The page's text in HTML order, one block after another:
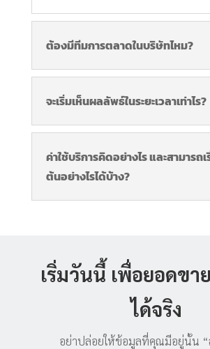
ต้องมีทีมการตลาดในบริษัทไหม?
จะเริ่มเห็นผลลัพธ์ในระยะเวลาเท่าไร?
ค่าใช้บริการคิดอย่างไร และสามารถ
ต้นอย่างไรได้บ้าง?
เริ่มวันนี้ เพื่อยอดขา
ได้จริง
อย่าปล่อยให้ข้อมูลที่คุณมีอยู่นั้น “